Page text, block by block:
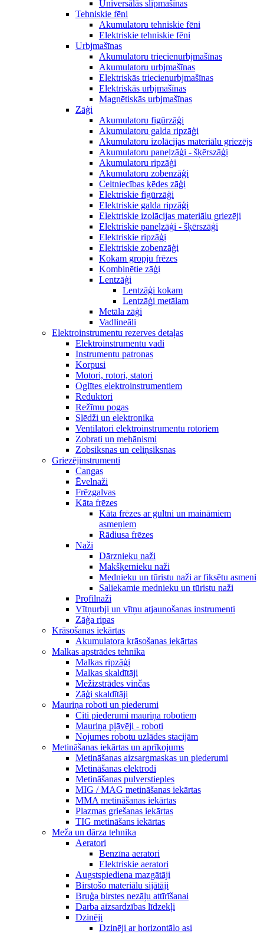
Universālās slīpmašīnas
Tehniskie fēni
Akumulatoru tehniskie fēni
Elektriskie tehniskie fēni
Urbjmašīnas
Akumulatoru triecienurbjmašīnas
Akumulatoru urbjmašīnas
Elektriskās triecienurbjmašīnas
Elektriskās urbjmašīnas
Magnētiskās urbjmašīnas
Zāģi
Akumulatoru figūrzāģi
Akumulatoru galda ripzāģi
Akumulatoru izolācijas materiālu griezējs
Akumulatoru paneļzāģi - šķērszāģi
Akumulatoru ripzāģi
Akumulatoru zobenzāģi
Celtniecības ķēdes zāģi
Elektriskie figūrzāģi
Elektriskie galda ripzāģi
Elektriskie izolācijas materiālu griezēji
Elektriskie paneļzāģi - šķērszāģi
Elektriskie ripzāģi
Elektriskie zobenzāģi
Kokam gropju frēzes
Kombinētie zāģi
Lentzāģi
Lentzāģi kokam
Lentzāģi metālam
Metāla zāģi
Vadlineāli
Elektroinstrumentu rezerves detaļas
Elektroinstrumentu vadi
Instrumentu patronas
Korpusi
Motori, rotori, statori
Oglītes elektroinstrumentiem
Reduktori
Režīmu pogas
Slēdži un elektronika
Ventilatori elektroinstrumentu rotoriem
Zobrati un mehānismi
Zobsiksnas un celiņsiksnas
Griezējinstrumenti
Cangas
Ēvelnaži
Frēzgalvas
Kāta frēzes
Kāta frēzes ar gultni un maināmiem
asmeņiem
Rādiusa frēzes
Naži
Dārznieku naži
Makšķernieku naži
Mednieku un tūristu naži ar fiksētu asmeni
Saliekamie mednieku un tūristu naži
Profilnaži
Vītņurbji un vītņu atjaunošanas instrumenti
Zāģa ripas
Krāsošanas iekārtas
Akumulatora krāsošanas iekārtas
Malkas apstrādes tehnika
Malkas ripzāģi
Malkas skaldītāji
Mežizstrādes vinčas
Zāģi skaldītāji
Mauriņa roboti un piederumi
Citi piederumi mauriņa robotiem
Mauriņa pļāvēji - roboti
Nojumes robotu uzlādes stacijām
Metināšanas iekārtas un aprīkojums
Metināšanas aizsargmaskas un piederumi
Metināšanas elektrodi
Metināšanas pulverstieples
MIG / MAG metināšanas iekārtas
MMA metināšanas iekārtas
Plazmas griešanas iekārtas
TIG metināšans iekārtas
Meža un dārza tehnika
Aeratori
Benzīna aeratori
Elektriskie aeratori
Augstspiediena mazgātāji
Birstošo materiālu sijātāji
Bruģa birstes nezāļu attīrīšanai
Darba aizsardzības līdzekļi
Dzinēji
Dzinēji ar horizontālo asi